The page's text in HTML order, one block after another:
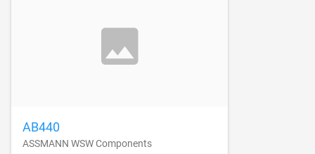
AB440
ASSMANN WSW Components